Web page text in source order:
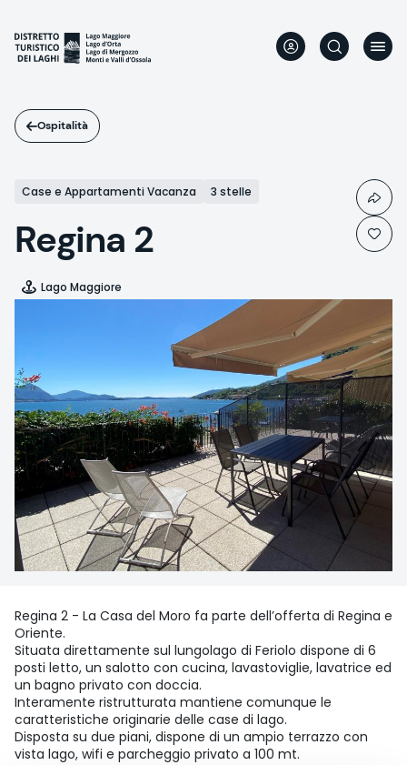
contenuto
principale
Ospitalità
Case e Appartamenti Vacanza 3 stelle
Regina 2
Lago Maggiore
Regina 2 - La Casa del Moro fa parte dell’offerta di Regina e
Oriente.
Situata direttamente sul lungolago di Feriolo dispone di 6
posti letto, un salotto con cucina, lavastoviglie, lavatrice ed
un bagno privato con doccia.
Interamente ristrutturata mantiene comunque le
caratteristiche originarie delle case di lago.
Disposta su due piani, dispone di un ampio terrazzo con
vista lago, wifi e parcheggio privato a 100 mt.